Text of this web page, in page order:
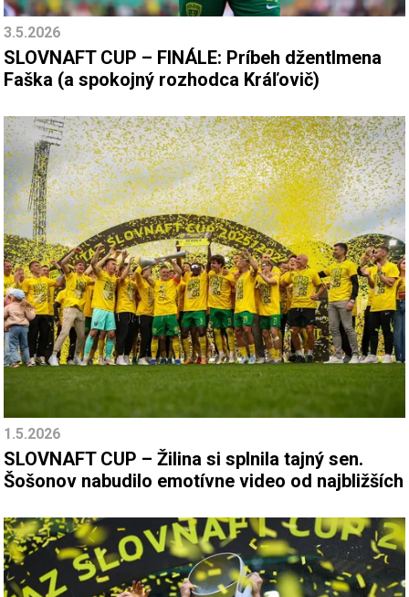
3.5.2026
SLOVNAFT CUP – FINÁLE: Príbeh džentlmena
Faška (a spokojný rozhodca Kráľovič)
1.5.2026
SLOVNAFT CUP – Žilina si splnila tajný sen.
Šošonov nabudilo emotívne video od najbližších